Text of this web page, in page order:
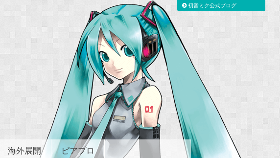
海外展開 ピアプロ
初音ミク公式ブログ